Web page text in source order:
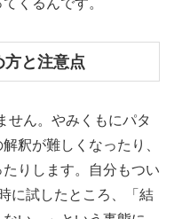
くるんです。
と注意点
せん。やみくもにパタ
釈が難しくなったり、
りします。自分もつい
に試したところ、「結